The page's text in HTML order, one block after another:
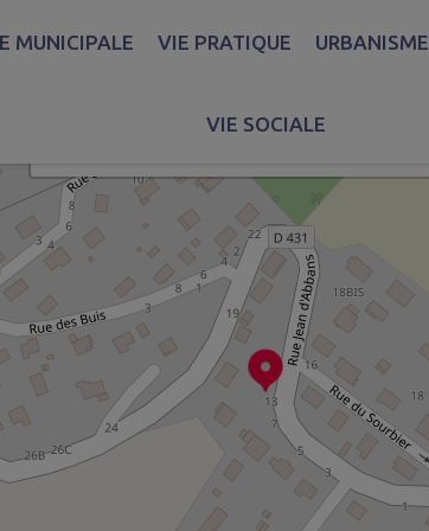
MUNICIPALE VIE PRATIQUE URBANISME
VIE SOCIALE